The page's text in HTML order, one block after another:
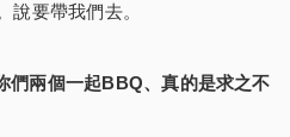
說要帶我們去。
兩個一起BBQ、真的是求之不